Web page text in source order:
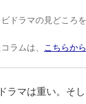
ドラマの見どころ
ラムは、 こちらか
ラマは重い。そし